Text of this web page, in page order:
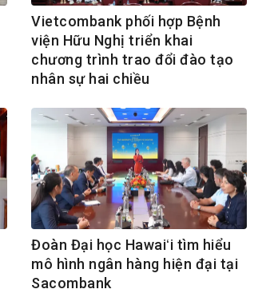
Vietcombank phối hợp Bệnh
viện Hữu Nghị triển khai
chương trình trao đổi đào tạo
nhân sự hai chiều
Đoàn Đại học Hawaiʻi tìm hiểu
mô hình ngân hàng hiện đại tại
Sacombank